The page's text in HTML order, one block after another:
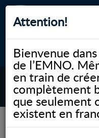
Attention!
Bienvenue
de l’EMNO.
en train de
complètement
que seulement
existent en
NOSM.ca Éducation